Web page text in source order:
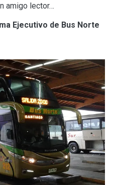
amigo lector…
Ejecutivo de Bus Norte